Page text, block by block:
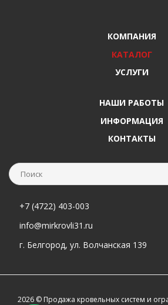
КОМПАНИЯ
КАТАЛОГ
УСЛУГИ
НАШИ РАБОТЫ
ИНФОРМАЦИЯ
КОНТАКТЫ
+7 (4722) 403-003
info@mirkrovli31.ru
г. Белгород, ул. Волчанская 139
2026 © Продажа кровельных систем и